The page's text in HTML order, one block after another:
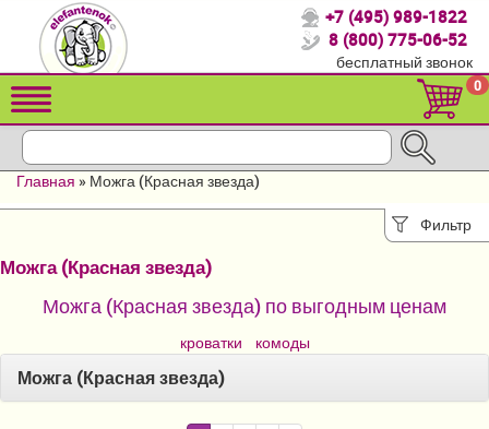
Спасибо, что выбрали нас!
Распродажа!
Детские коляски
Летние товары
Мебель и аксессуары
+7 (495) 989-1822
8 (800) 775-06-52
бесплатный звонок
0
Главная » Можга (Красная звезда)
Фильтр
Можга (Красная звезда)
Можга (Красная звезда) по выгодным ценам
кроватки комоды
Можга (Красная звезда)